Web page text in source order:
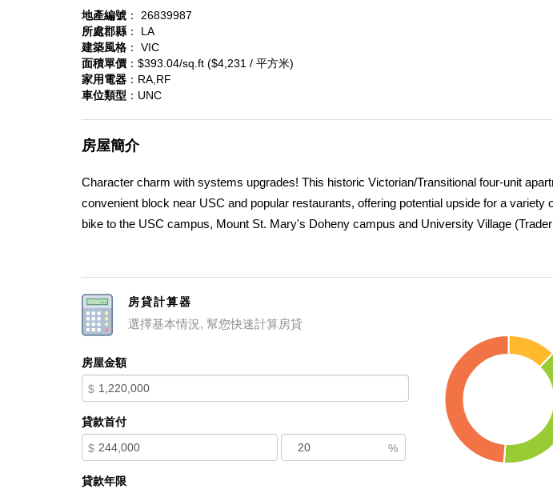
地產編號 ： 26839987
所處郡縣 ： LA
建築風格 ： VIC
面積單價 ：$393.04/sq.ft ($4,231 / 平方米)
家用電器 ：RA,RF
車位類型 ：UNC
房屋簡介
Character charm with systems upgrades! This historic Victorian/Transitional four-unit
convenient block near USC and popular restaurants, offering potential upside for a variety
bike to the USC campus, Mount St. Mary's Doheny campus and University Village
feature hardwood floors plus linoleum in kitchens, baths and porches; wood moldings and
(now decorative) brick fireplaces. The current owners restored the interiors, painted the
revamped the flooring, and upgraded the electrical, plumbing (adding tankless water
completed in 2012 (all improvements with permits). Tenants pay own gas and electric;
addition, property has off-street parking in rear yard (room for four vehicles) plus there is a
storage but potentially it could be renovated for creative uses or converted into an ADU.
the unique charm and favorable location of the property, a buyer /first time investor may
one unit while collecting rent from the other three. This pride-of-ownership property is a
individually in the California Register and also a Contributor to the St. James Park National
房貸計算器
選擇基本情況, 幫您快速計算房貸
房屋金額
$
貸款首付
$ %
貸款年限